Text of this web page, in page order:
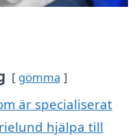
gömma
är specialiserat
hjälpa till